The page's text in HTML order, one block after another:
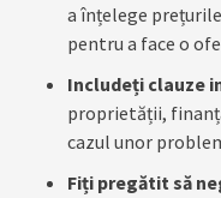
a înțelege
pentru a face o
Includeți clauze
proprietății,
cazul unor
Fiți pregătit să